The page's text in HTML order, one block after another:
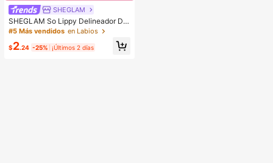
SHEGLAM
SHEGLAM So Lippy Delineador De
Labios-Misty Rose Lip Combo Mar
e Para Mujeres Y NiñAs
#5 Más vendidos en Labios
$2.24 -25% ¡Últimos 2 días